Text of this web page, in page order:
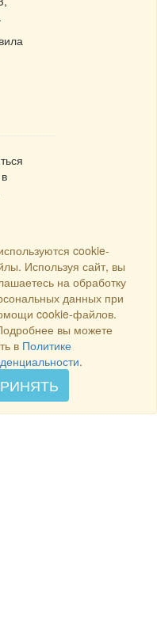
cookie-
Используя сайт, вы
на обработку
данных при
cookie-файлов.
вы можете
в Политике
.